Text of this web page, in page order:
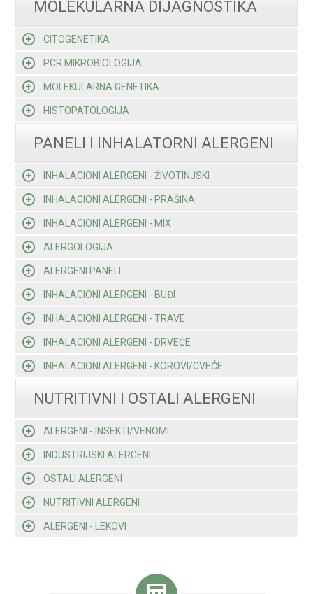
MOLEKULARNA DIJAGNOSTIKA
CITOGENETIKA
PCR MIKROBIOLOGIJA
MOLEKULARNA GENETIKA
HISTOPATOLOGIJA
PANELI I INHALATORNI ALERGENI
INHALACIONI ALERGENI - ŽIVOTINJSKI
INHALACIONI ALERGENI - PRAŠINA
INHALACIONI ALERGENI - MIX
ALERGOLOGIJA
ALERGENI PANELI
INHALACIONI ALERGENI - BUĐI
INHALACIONI ALERGENI - TRAVE
INHALACIONI ALERGENI - DRVEĆE
INHALACIONI ALERGENI - KOROVI/CVEĆE
NUTRITIVNI I OSTALI ALERGENI
ALERGENI - INSEKTI/VENOMI
INDUSTRIJSKI ALERGENI
OSTALI ALERGENI
NUTRITIVNI ALERGENI
ALERGENI - LEKOVI